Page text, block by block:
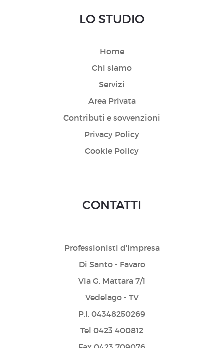
LO STUDIO
Home
Chi siamo
Servizi
Area Privata
Contributi e sovvenzioni
Privacy Policy
Cookie Policy
CONTATTI
Professionisti d'Impresa
Di Santo - Favaro
Via G. Mattara 7/1
Vedelago - TV
P.I. 04348250269
Tel 0423 400812